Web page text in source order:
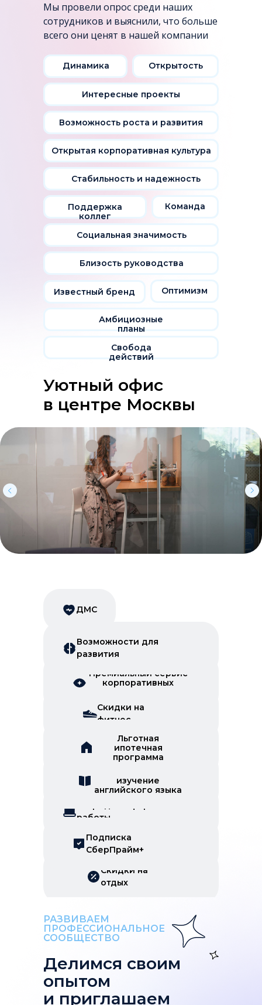
Мы провели опрос среди наших
сотрудников и выяснили, что больше
всего они ценят в нашей компании
Динамика
Возможность роста и развития
Свобода
действий
Известный бренд
Стабильность и надежность
Интересные проекты
Близость руководства
Открытость
Поддержка
коллег
Команда
Социальная значимость
Открытая корпоративная культура
Амбициозные
планы
Оптимизм
Уютный офис
в центре Москвы
ДМС
Скидки на
отдых
работы
Премиальный сервис
корпоративных
Подписка
СберПрайм+
Скидки на
фитнес
изучение
английского языка
Льготная
ипотечная
программа
Возможности для
развития
РАЗВИВАЕМ
ПРОФЕССИОНАЛЬНОЕ
СООБЩЕСТВО
Делимся своим
опытом
и приглашаем